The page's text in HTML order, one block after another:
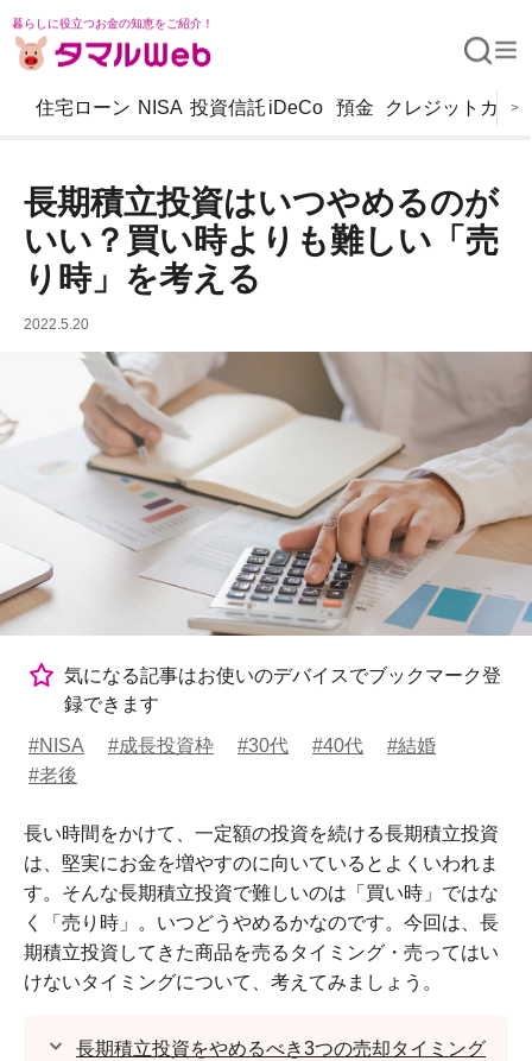
暮らしに役立つお金の知恵をご紹介！
住宅ローン NISA 投資信託 iDeCo 預金 クレジットカー
>
長期積立投資はいつやめるのが
いい？買い時よりも難しい「売
り時」を考える
2022.5.20
気になる記事はお使いのデバイスでブックマーク登
録できます
#NISA #成長投資枠 #30代 #40代
#結婚
#老後
長い時間をかけて、一定額の投資を続ける長期積立投資
は、堅実にお金を増やすのに向いているとよくいわれま
す。そんな長期積立投資で難しいのは「買い時」ではな
く「売り時」。いつどうやめるかなのです。今回は、長
期積立投資してきた商品を売るタイミング・売ってはい
けないタイミングについて、考えてみましょう。
長期積立投資をやめるべき3つの売却タイミング